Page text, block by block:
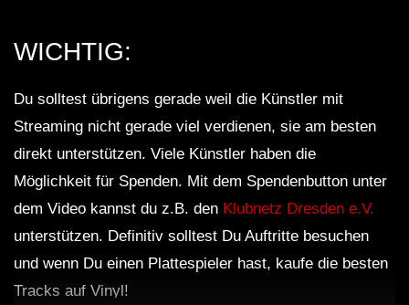
WICHTIG:
Du solltest übrigens gerade weil die Künstler mit
Streaming nicht gerade viel verdienen, sie am besten
direkt unterstützen. Viele Künstler haben die
Möglichkeit für Spenden. Mit dem Spendenbutton unter
dem Video kannst du z.B. den Klubnetz Dresden e.V.
unterstützen. Definitiv solltest Du Auftritte besuchen
und wenn Du einen Plattespieler hast, kaufe die besten
Tracks auf Vinyl!